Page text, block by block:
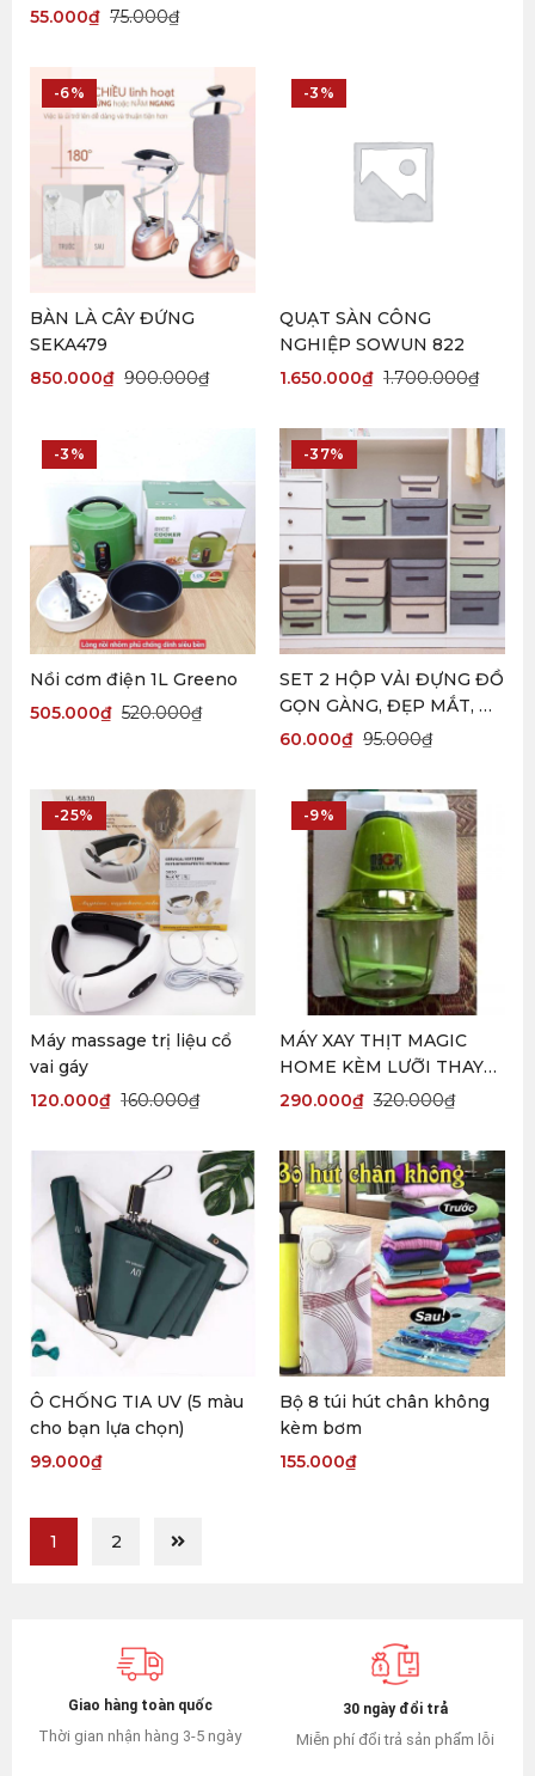
75.000₫
55.000₫
-6%
BÀN LÀ CÂY ĐỨNG
SEKA479
900.000₫
850.000₫
-3%
QUẠT SÀN CÔNG
NGHIỆP SOWUN 822
1.700.000₫
1.650.000₫
-3%
Nồi cơm điện 1L Greeno
520.000₫
505.000₫
-37%
SET 2 HỘP VẢI ĐỰNG ĐỒ
GỌN GÀNG, ĐẸP MẮT, DỄ
SỬ DỤNG (Decor nhà cửa)
95.000₫
60.000₫
-25%
Máy massage trị liệu cổ
vai gáy
160.000₫
120.000₫
-9%
MÁY XAY THỊT MAGIC
HOME KÈM LƯỠI THAY
THẾ
320.000₫
290.000₫
Ô CHỐNG TIA UV (5 màu
cho bạn lựa chọn)
99.000₫
Bộ 8 túi hút chân không
kèm bơm
155.000₫
1 2
Giao hàng toàn quốc
Thời gian nhận hàng 3-5 ngày
30 ngày đổi trả
Miễn phí đổi trả sản phẩm lỗi